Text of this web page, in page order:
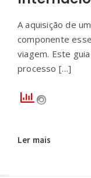
A aquisição de
componente
viagem. Este
processo […]
Ler mais